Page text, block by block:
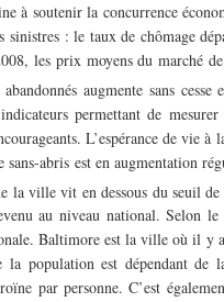
à soutenir la concurrence
: le taux de chômage
les prix moyens du marché
augmente sans
permettant de
L’espérance de vie à
abris est en augmentation
ville vit en dessous du seuil
au niveau national. Selon
Baltimore est la ville où il y
population est dépendant de
par personne. C’est